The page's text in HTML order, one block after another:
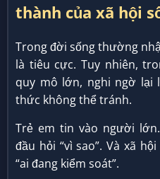
thành của xã hội
Trong đời sống thường
là tiêu cực. Tuy nhiên,
quy mô lớn, nghi ngờ lại
thức không thể tránh.
Trẻ em tin vào người
đầu hỏi “vì sao”. Và xã
“ai đang kiểm soát”.